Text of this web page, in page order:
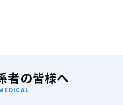
者の皆様へ
MEDICAL